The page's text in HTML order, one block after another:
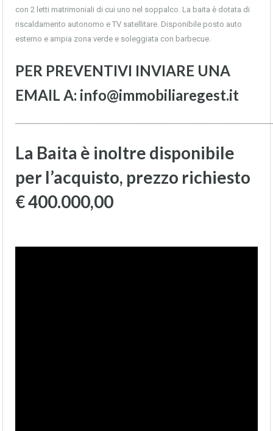
con 2 letti matrimoniali di cui uno nel soppalco. La baita è dotata di
riscaldamento autonomo e TV satellitare. Disponibile posto auto
esterno e ampia zona verde e soleggiata con barbecue.
PER PREVENTIVI INVIARE UNA
EMAIL A: info@immobiliaregest.it
La Baita è inoltre disponibile
per l’acquisto, prezzo richiesto
€ 400.000,00